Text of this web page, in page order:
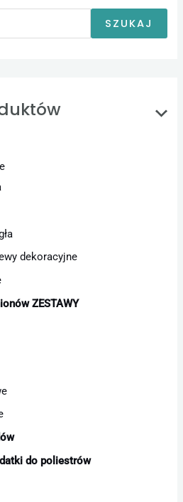
SZUKAJ
dekoracyjne
ZESTAWY
do poliestrów